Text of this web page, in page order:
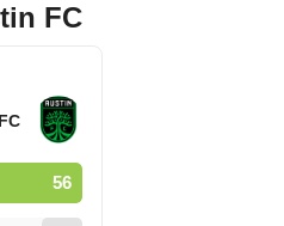
FC
56